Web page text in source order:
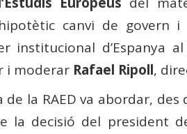
canvi de govern
institucional d’Espanya
i moderar Rafael Ripoll,
de la RAED va abordar,
la decisió del president